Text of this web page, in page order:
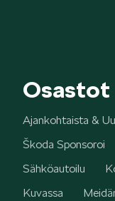
Osastot
Ajankohtaista &
Škoda Sponsoroi
Sähköautoilu
Kuvassa